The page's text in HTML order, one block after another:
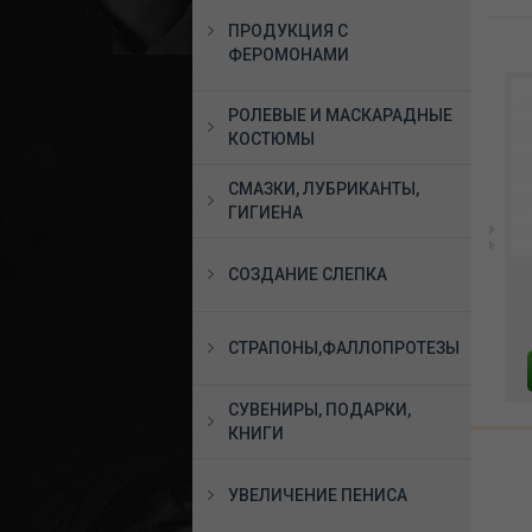
ПРОДУКЦИЯ С
ФЕРОМОНАМИ
РОЛЕВЫЕ И МАСКАРАДНЫЕ
КОСТЮМЫ
СМАЗКИ, ЛУБРИКАНТЫ,
ГИГИЕНА
СОЗДАНИЕ СЛЕПКА
СТРАПОНЫ,ФАЛЛОПРОТЕЗЫ
СУВЕНИРЫ, ПОДАРКИ,
КНИГИ
УВЕЛИЧЕНИЕ ПЕНИСА
*Мягкий мастурбатор с
*Анальная втулка с 6-ю